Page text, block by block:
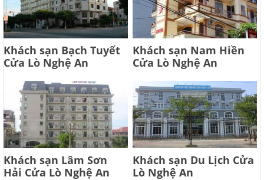
Khách sạn Bạch Tuyết
Cửa Lò Nghệ An
Khách sạn Nam Hiền
Cửa Lò Nghệ An
Khách sạn Lâm Sơn
Hải Cửa Lò Nghệ An
Khách sạn Du Lịch Cửa
Lò Nghệ An